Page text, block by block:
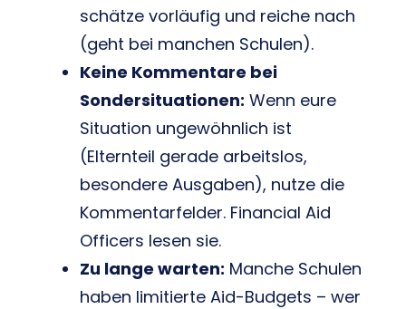
schätze vorläufig und reiche nach
(geht bei manchen Schulen).
Keine Kommentare bei
Sondersituationen: Wenn eure
Situation ungewöhnlich ist
(Elternteil gerade arbeitslos,
besondere Ausgaben), nutze die
Kommentarfelder. Financial Aid
Officers lesen sie.
Zu lange warten: Manche Schulen
haben limitierte Aid-Budgets – wer